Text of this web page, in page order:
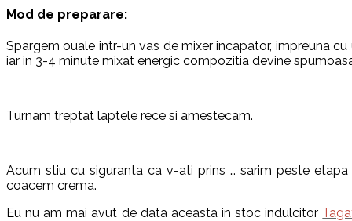
Mod de preparare:
Spargem ouale intr-un vas de mixer incapator, impreuna
iar in 3-4 minute mixat energic compozitia devine
Turnam treptat laptele rece si amestecam.
Acum stiu cu siguranta ca v-ati prins … sarim peste
coacem crema.
Eu nu am mai avut de data aceasta in stoc indulcitor